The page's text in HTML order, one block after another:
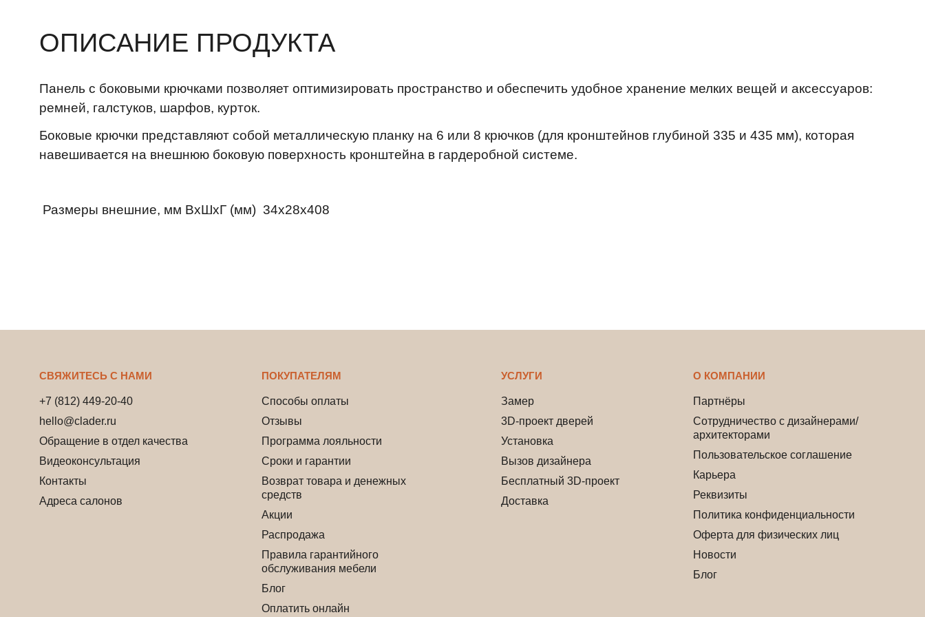
ОПИСАНИЕ ПРОДУКТА
Панель с боковыми крючками позволяет оптимизировать пространство и обеспечить удобное хранение мелких вещей и аксессуаров:
ремней, галстуков, шарфов, курток.
Боковые крючки представляют собой металлическую планку на 6 или 8 крючков (для кронштейнов глубиной 335 и 435 мм), которая
навешивается на внешнюю боковую поверхность кронштейна в гардеробной системе.
Размеры внешние, мм ВхШхГ (мм) 34x28x408
СВЯЖИТЕСЬ С НАМИ
+7 (812) 449-20-40
hello@clader.ru
Обращение в отдел качества
Видеоконсультация
Контакты
Адреса салонов
ПОКУПАТЕЛЯМ
Способы оплаты
Отзывы
Программа лояльности
Сроки и гарантии
Возврат товара и денежных
средств
Акции
Распродажа
Правила гарантийного
обслуживания мебели
Блог
Оплатить онлайн
УСЛУГИ
Замер
3D-проект дверей
Установка
Вызов дизайнера
Бесплатный 3D-проект
Доставка
О КОМПАНИИ
Партнёры
Сотрудничество с дизайнерами/
архитекторами
Пользовательское соглашение
Карьера
Реквизиты
Политика конфиденциальности
Оферта для физических лиц
Новости
Блог